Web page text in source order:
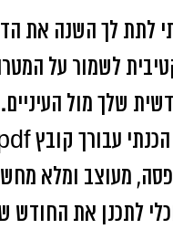
לתת לך השנה את
לשמור על
שלך מול העיניים.
מעוצב ומלא
לתכנן את החודש